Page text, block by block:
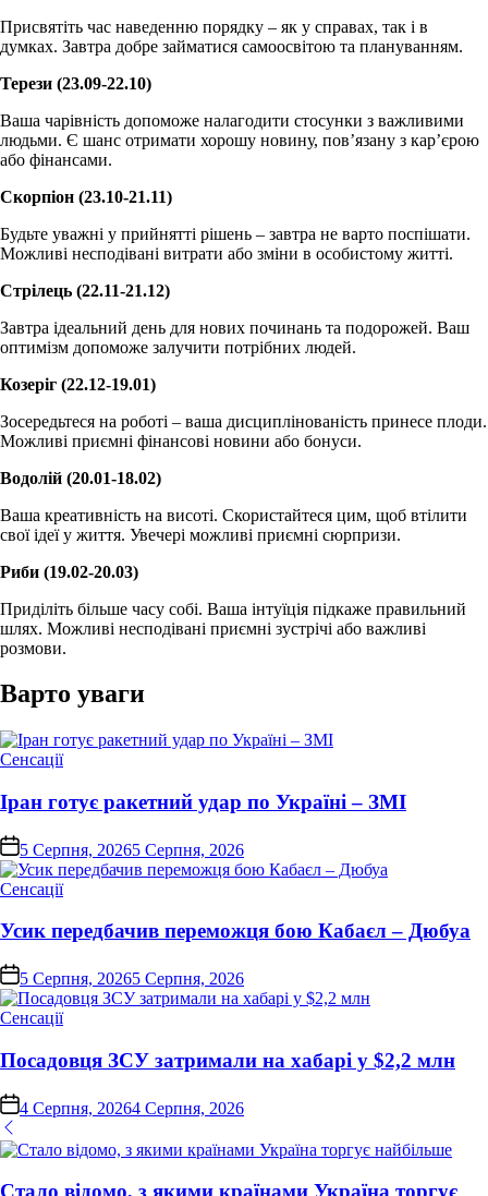
Присвятіть час наведенню порядку – як у справах, так і в
думках. Завтра добре займатися самоосвітою та плануванням.
Терези (23.09-22.10)
Ваша чарівність допоможе налагодити стосунки з важливими
людьми. Є шанс отримати хорошу новину, пов’язану з кар’єрою
або фінансами.
Скорпіон (23.10-21.11)
Будьте уважні у прийнятті рішень – завтра не варто поспішати.
Можливі несподівані витрати або зміни в особистому житті.
Стрілець (22.11-21.12)
Завтра ідеальний день для нових починань та подорожей. Ваш
оптимізм допоможе залучити потрібних людей.
Козеріг (22.12-19.01)
Зосередьтеся на роботі – ваша дисциплінованість принесе плоди.
Можливі приємні фінансові новини або бонуси.
Водолій (20.01-18.02)
Ваша креативність на висоті. Скористайтеся цим, щоб втілити
свої ідеї у життя. Увечері можливі приємні сюрпризи.
Риби (19.02-20.03)
Приділіть більше часу собі. Ваша інтуїція підкаже правильний
шлях. Можливі несподівані приємні зустрічі або важливі
розмови.
Варто уваги
Опублікувати
Сенсації
Іран готує ракетний удар по Україні – ЗМІ
on 5 Серпня, 20265 Серпня, 2026
Опублікувати
Сенсації
Усик передбачив переможця бою Кабаєл – Дюбуа
on 5 Серпня, 20265 Серпня, 2026
Опублікувати
Сенсації
Посадовця ЗСУ затримали на хабарі у $2,2 млн
on4 Серпня, 20264 Серпня, 2026